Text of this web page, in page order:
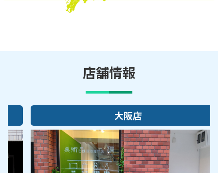
店舗情報
大阪店